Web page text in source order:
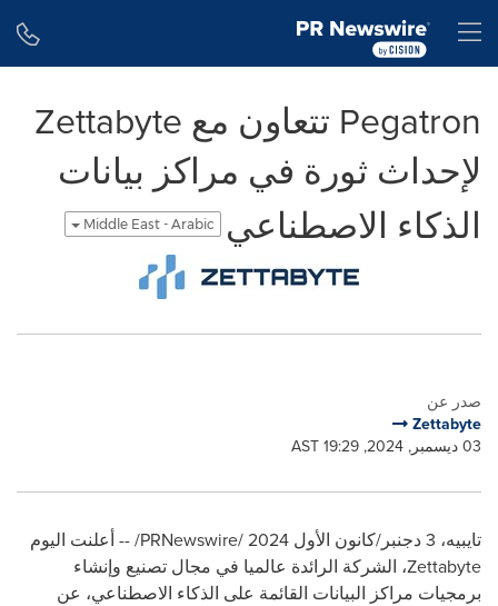
Pegatron تتعاون مع Zettabyte
لإحداث ثورة في مراكز بيانات
الذكاء الاصطناعي
Middle East - Arabic
صدر عن
Zettabyte
03 ديسمبر, 2024, 19:29 AST
تايبيه، 3 دجنبر/كانون الأول 2024 / PRNewswire/ -- أعلنت اليوم
Zettabyte، الشركة الرائدة عالميا في مجال تصنيع وإنشاء
برمجيات مراكز البيانات القائمة على الذكاء الاصطناعي، عن